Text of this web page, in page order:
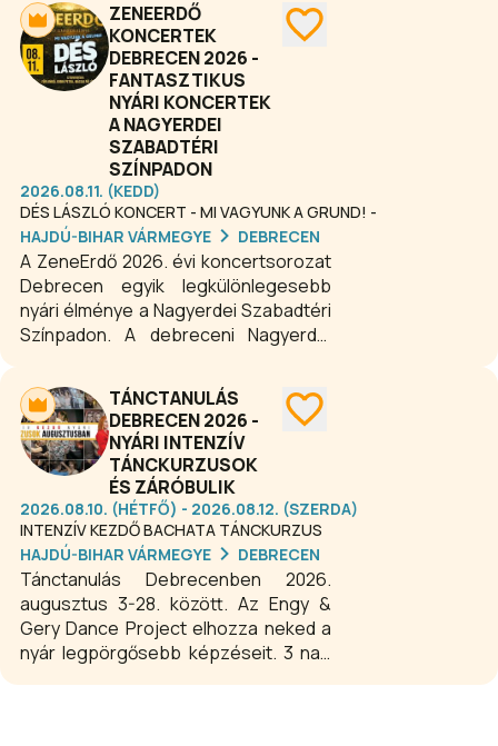
meggyógyul, megtanulja céljait elérni,
képes lesz megszabadulni rossz
szokásaitól, képes jobb döntéseket
hozni, nyugodtabb és energikusabb
ZENEERDŐ
KONCERTEK
DEBRECEN 2026 -
FANTASZTIKUS
NYÁRI KONCERTEK
A NAGYERDEI
SZABADTÉRI
SZÍNPADON
2026.08.11. (KEDD)
DÉS LÁSZLÓ KONCERT - MI VAGYUNK A GRUND! -
HAJDÚ-BIHAR VÁRMEGYE
DEBRECEN
A ZeneErdő 2026. évi koncertsorozat
Debrecen egyik legkülönlegesebb
nyári élménye a Nagyerdei Szabadtéri
Színpadon. A debreceni Nagyerdei
fantasztikus koncertekkel és
felejthetetlen élményekkel vár
benneteket! A nyár a zenéről, a
találkozásokról és a közös
élményekről szól — talán itt,
Debrecenben a legkülönlegesebb
módon.
TÁNCTANULÁS
DEBRECEN 2026 -
NYÁRI INTENZÍV
TÁNCKURZUSOK
ÉS ZÁRÓBULIK
2026.08.10. (HÉTFŐ) - 2026.08.12. (SZERDA)
INTENZÍV KEZDŐ BACHATA TÁNCKURZUS
HAJDÚ-BIHAR VÁRMEGYE
DEBRECEN
Tánctanulás Debrecenben 2026.
augusztus 3-28. között. Az Engy &
Gery Dance Project elhozza neked a
nyár legpörgősebb képzéseit. 3 nap